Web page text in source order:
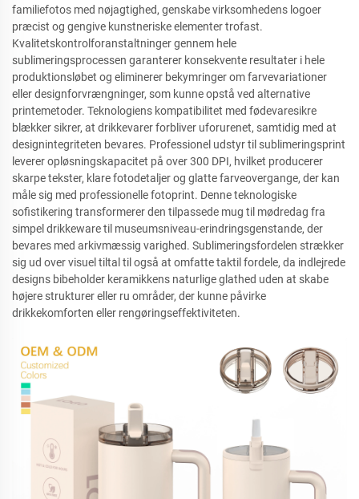
familiefotos med nøjagtighed, genskabe virksomhedens logoer
præcist og gengive kunstneriske elementer trofast.
Kvalitetskontrolforanstaltninger gennem hele
sublimeringsprocessen garanterer konsekvente resultater i hele
produktionsløbet og eliminerer bekymringer om farvevariationer
eller designforvrængninger, som kunne opstå ved alternative
printemetoder. Teknologiens kompatibilitet med fødevaresikre
blækker sikrer, at drikkevarer forbliver uforurenet, samtidig med at
designintegriteten bevares. Professionel udstyr til sublimeringsprint
leverer opløsningskapacitet på over 300 DPI, hvilket producerer
skarpe tekster, klare fotodetaljer og glatte farveovergange, der kan
måle sig med professionelle fotoprint. Denne teknologiske
sofistikering transformerer den tilpassede mug til mødredag fra
simpel drikkeware til museumsniveau-erindringsgenstande, der
bevares med arkivmæssig varighed. Sublimeringsfordelen strækker
sig ud over visuel tiltal til også at omfatte taktil fordele, da indlejrede
designs bibeholder keramikkens naturlige glathed uden at skabe
højere strukturer eller ru områder, der kunne påvirke
drikkekomforten eller rengøringseffektiviteten.